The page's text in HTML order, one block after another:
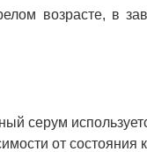
возрасте, в
серум
от состояния